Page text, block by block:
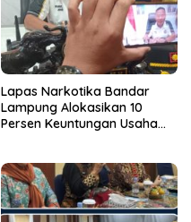
Lapas Narkotika Bandar
Lampung Alokasikan 10
Persen Keuntungan Usaha